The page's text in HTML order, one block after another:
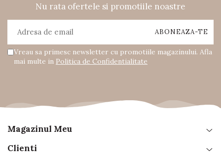
Nu rata ofertele si promotiile noastre
Vreau sa primesc newsletter cu promotiile magazinului. Afla
mai multe in Politica de Confidentialitate
Magazinul Meu
Clienti